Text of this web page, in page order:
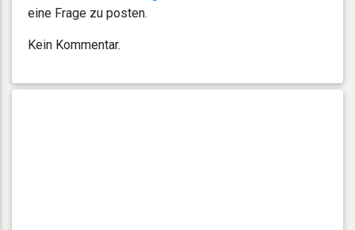
eine Frage zu posten.
Kein Kommentar.